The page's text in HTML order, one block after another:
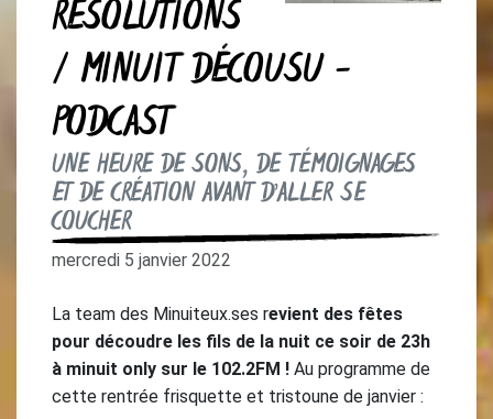
RÉSOLUTIONS
/ MINUIT DÉCOUSU -
PODCAST
UNE HEURE DE SONS, DE TÉMOIGNAGES
ET DE CRÉATION AVANT D’ALLER SE
COUCHER
mercredi 5 janvier 2022
La team des Minuiteux.ses revient des fêtes
pour découdre les fils de la nuit ce soir de 23h
à minuit only sur le 102.2FM ! Au programme de
cette rentrée frisquette et tristoune de janvier :